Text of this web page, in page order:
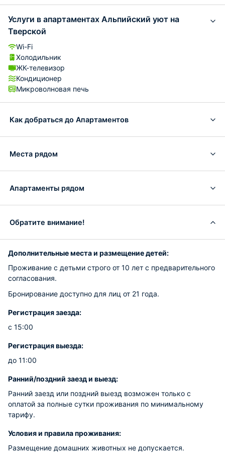
Услуги в апартаментах Альпийский уют на
Тверской
Wi-Fi
Холодильник
ЖК-телевизор
Кондиционер
Микроволновая печь
Как добраться до Апартаментов
Места рядом
Апартаменты рядом
Обратите внимание!
Дополнительные места и размещение детей:
Проживание с детьми строго от 10 лет с предварительного
согласования.
Бронирование доступно для лиц от 21 года.
Регистрация заезда:
с 15:00
Регистрация выезда:
до 11:00
Ранний/поздний заезд и выезд:
Ранний заезд или поздний выезд возможен только с
оплатой за полные сутки проживания по минимальному
тарифу.
Условия и правила проживания:
Размещение домашних животных не допускается.